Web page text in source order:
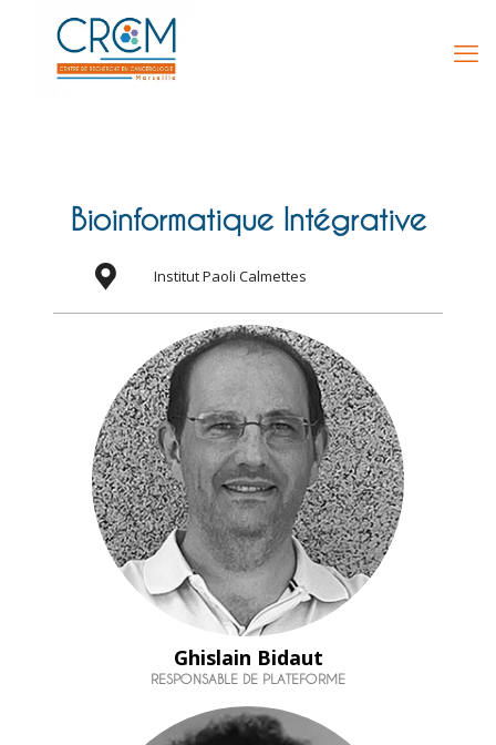
Bioinformatique Intégrative
Institut Paoli Calmettes
Ghislain Bidaut
RESPONSABLE DE PLATEFORME